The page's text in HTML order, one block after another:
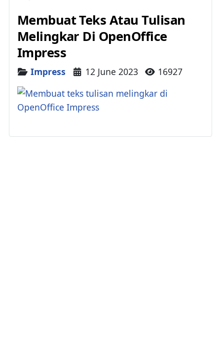
Membuat Teks Atau Tulisan
Melingkar Di OpenOffice
Impress
Details
Impress 12 June 2023 16927